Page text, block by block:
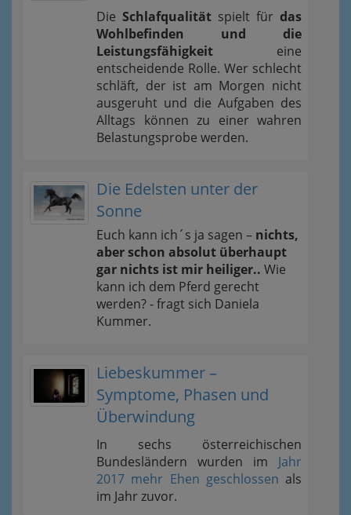
Die Schlafqualität spielt für das
Wohlbefinden und die
Leistungsfähigkeit eine
entscheidende Rolle. Wer schlecht
schläft, der ist am Morgen nicht
ausgeruht und die Aufgaben des
Alltags können zu einer wahren
Belastungsprobe werden.
Die Edelsten unter der
Sonne
Euch kann ich´s ja sagen – nichts,
aber schon absolut überhaupt
gar nichts ist mir heiliger.. Wie
kann ich dem Pferd gerecht
werden? - fragt sich Daniela
Kummer.
Liebeskummer –
Symptome, Phasen und
Überwindung
In sechs österreichischen
Bundesländern wurden im Jahr
2017 mehr Ehen geschlossen als
im Jahr zuvor.